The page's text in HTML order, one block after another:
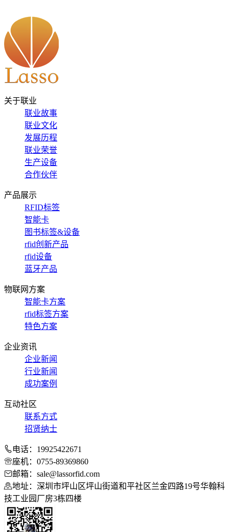
关于联业
联业故事
联业文化
发展历程
联业荣誉
生产设备
合作伙伴
产品展示
RFID标签
智能卡
图书标签&设备
rfid创新产品
rfid设备
蓝牙产品
物联网方案
智能卡方案
rfid标签方案
特色方案
企业资讯
企业新闻
行业新闻
成功案例
互动社区
联系方式
招贤纳士
电话：19925422671
座机：0755-89369860
邮箱：sale@lassorfid.com
地址：深圳市坪山区坪山街道和平社区兰金四路19号华翰科
技工业园厂房3栋四楼